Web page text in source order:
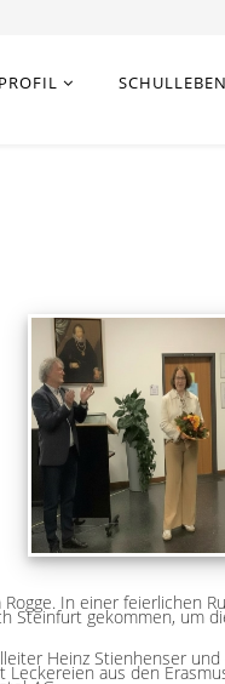
SCHULLEBEN
In einer feierlichen
gekommen, um
Heinz Stienhenser
aus den